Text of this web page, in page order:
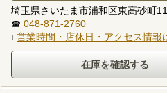
埼玉県さいたま市浦和区東高砂町
☎ 048-871-2760
ℹ 営業時間・店休日・アクセス情報